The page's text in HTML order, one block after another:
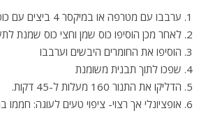
ערבבו עם מטרפה או במיקסר 4 ביצים עם כוס סוכר
לאחר מכן הוסיפו כוס שמן וחצי כוס שמנת
הוסיפו את החומרים היבשים וערבבו
שפכו לתוך תבנית משומנת
הדליקו את התנור 160 מעלות ל-45 דקות.